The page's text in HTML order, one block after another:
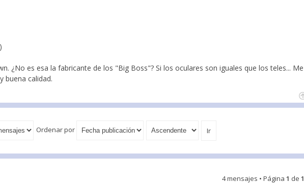
¿No es esa la fabricante de los "Big Boss"? Si los oculares son iguales que los teles... Me
buena calidad.
Ordenar por
4 mensajes • Página 1 de 1